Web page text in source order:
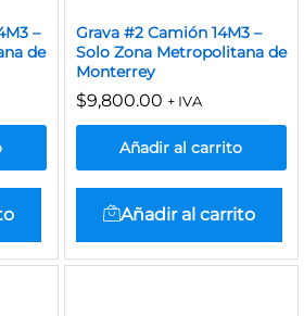
–
de
Grava #2 Camión 14M3 –
Solo Zona Metropolitana de
Monterrey
$9,800.00 + IVA
Añadir al carrito
Añadir al carrito